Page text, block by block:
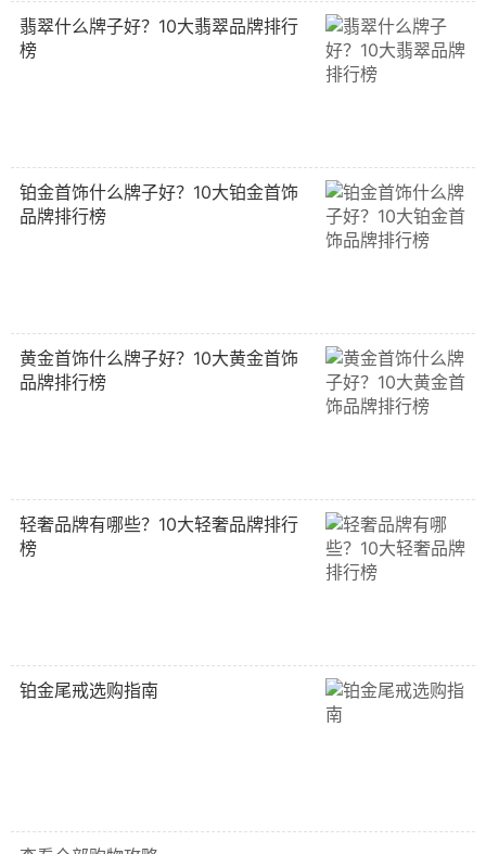
翡翠什么牌子好？10大翡翠品牌排行
榜
铂金首饰什么牌子好？10大铂金首饰
品牌排行榜
黄金首饰什么牌子好？10大黄金首饰
品牌排行榜
轻奢品牌有哪些？10大轻奢品牌排行
榜
铂金尾戒选购指南